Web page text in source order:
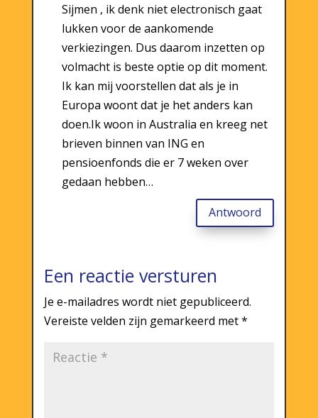
Sijmen , ik denk niet electronisch gaat
lukken voor de aankomende
verkiezingen. Dus daarom inzetten op
volmacht is beste optie op dit moment.
Ik kan mij voorstellen dat als je in
Europa woont dat je het anders kan
doen.Ik woon in Australia en kreeg net
brieven binnen van ING en
pensioenfonds die er 7 weken over
gedaan hebben…
Antwoord
Een reactie versturen
Je e-mailadres wordt niet gepubliceerd.
Vereiste velden zijn gemarkeerd met*